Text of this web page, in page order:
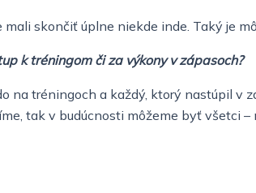
mali skončiť úplne niekde inde. Taký je
k tréningom či za výkony v zápasoch?
na tréningoch a každý, ktorý nastúpil v
tak v budúcnosti môžeme byť všetci